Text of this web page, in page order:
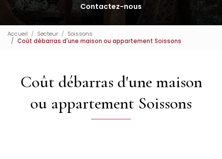
Contactez-nous
Accueil Secteur
Soissons
Coût débarras d'une maison ou appartement Soissons
Coût débarras d'une maison
ou appartement Soissons